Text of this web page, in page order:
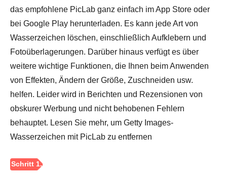
das empfohlene PicLab ganz einfach im App Store oder
bei Google Play herunterladen. Es kann jede Art von
Wasserzeichen löschen, einschließlich Aufklebern und
Fotoüberlagerungen. Darüber hinaus verfügt es über
weitere wichtige Funktionen, die Ihnen beim Anwenden
von Effekten, Ändern der Größe, Zuschneiden usw.
helfen. Leider wird in Berichten und Rezensionen von
obskurer Werbung und nicht behobenen Fehlern
behauptet. Lesen Sie mehr, um Getty Images-
Wasserzeichen mit PicLab zu entfernen